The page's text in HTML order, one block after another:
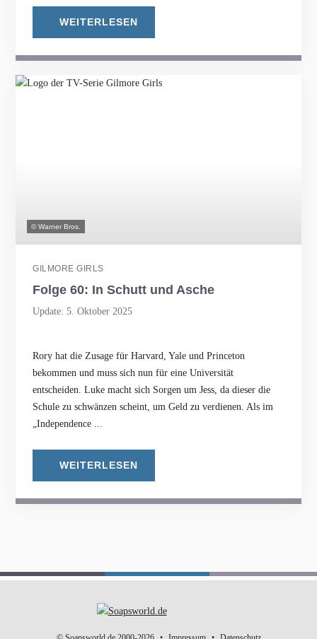
WEITERLESEN
© Warner Bros.
GILMORE GIRLS
Folge 60: In Schutt und Asche
Update: 5. Oktober 2025
Rory hat die Zusage für Harvard, Yale und Princeton
bekommen und muss sich nun für eine Universität
entscheiden. Luke macht sich Sorgen um Jess, da dieser die
Schule zu schwänzen scheint, um Geld zu verdienen. Als im
„Independence ...
WEITERLESEN